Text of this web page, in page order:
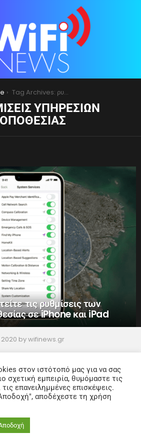
Tag Archives: ρυθμίσεις υπηρεσιών τοποθεσίας
ΥΠΗΡΕΣΙΏΝ
τις ρυθμίσεις των
σε iPhone και iPad
by wifinews.gr
στον ιστότοπό μας για να σας
σχετική εμπειρία, θυμόμαστε τις
επανειλημμένες επισκέψεις.
αποδέχεστε τη χρήση